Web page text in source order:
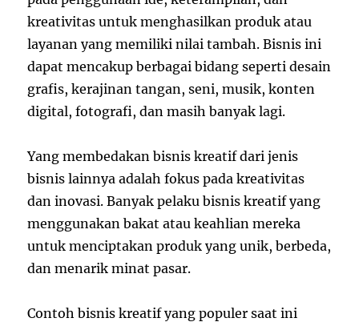
kreativitas untuk menghasilkan produk atau
layanan yang memiliki nilai tambah. Bisnis ini
dapat mencakup berbagai bidang seperti desain
grafis, kerajinan tangan, seni, musik, konten
digital, fotografi, dan masih banyak lagi.
Yang membedakan bisnis kreatif dari jenis
bisnis lainnya adalah fokus pada kreativitas
dan inovasi. Banyak pelaku bisnis kreatif yang
menggunakan bakat atau keahlian mereka
untuk menciptakan produk yang unik, berbeda,
dan menarik minat pasar.
Contoh bisnis kreatif yang populer saat ini